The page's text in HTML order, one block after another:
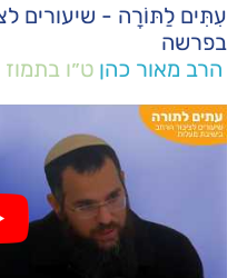
עִתִּים לַתּוֹרָה - שיעורים
בפרשה
הרב מאור כהן ט״ו